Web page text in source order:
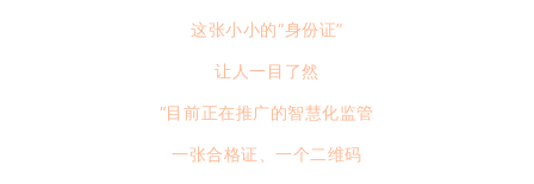
这张小小的“身份证”
让人一目了然
“目前正在推广的智慧化监管
一张合格证、一个二维码